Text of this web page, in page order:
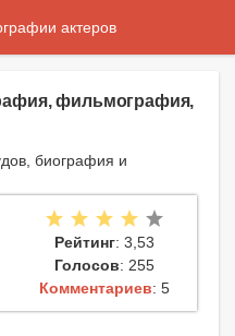
фильмография,
Рейтинг: 3,53
Голосов: 255
Комментариев: 5